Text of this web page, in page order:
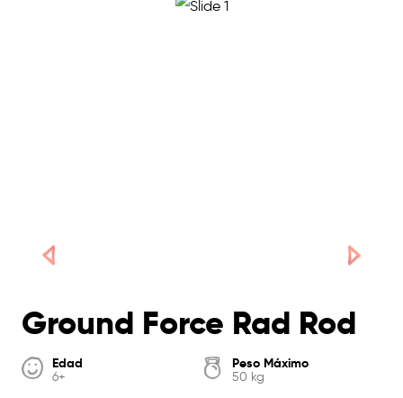
Ground Force Rad Rod
Edad
6+
Peso Máximo
50 kg